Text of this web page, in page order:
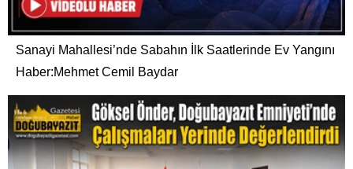
Sanayi Mahallesi’nde Sabahın İlk Saatlerinde Ev Yangını
Haber:Mehmet Cemil Baydar